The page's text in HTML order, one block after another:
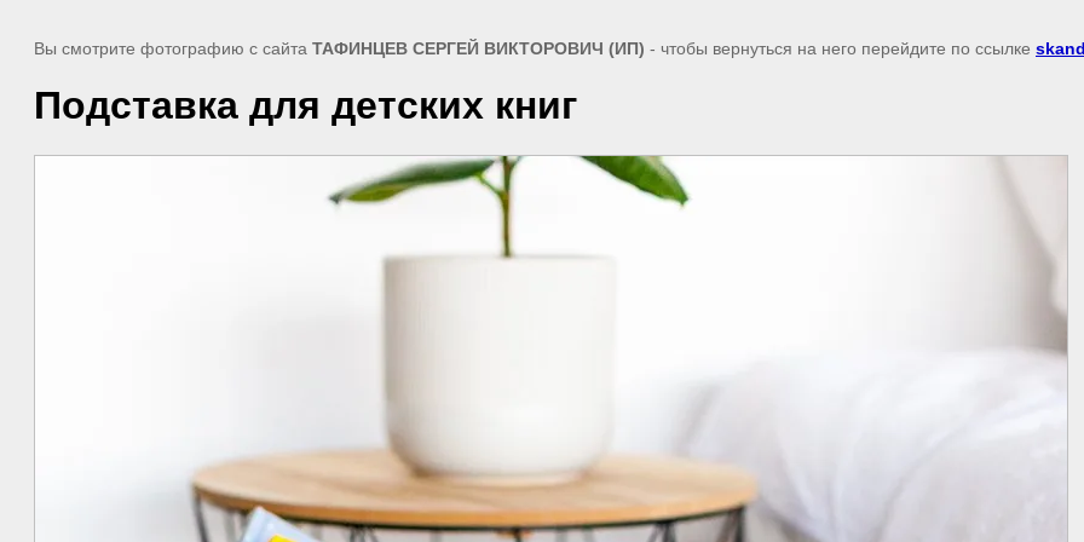
Вы смотрите фотографию с сайта ТАФИНЦЕВ СЕРГЕЙ ВИКТОРОВИЧ (ИП) - чтобы вернуться на него перейдите по ссылке
Подставка для детских книг